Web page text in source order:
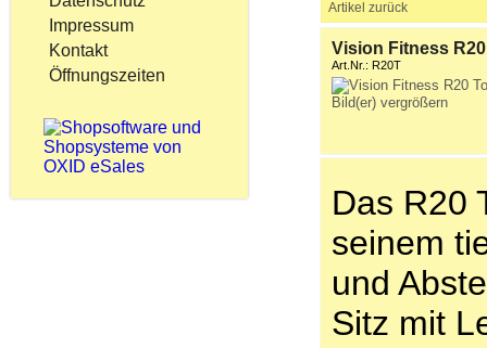
Impressum
Kontakt
Öffnungszeiten
Artikel zurück
Vision Fitness
Art.Nr.: R20T
Bild(er) vergrößern
Das R20
seinem
und
Sitz mit